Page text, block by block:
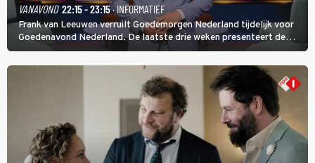
VANAVOND 22:15 - 23:15· INFORMATIEF
Frank van Leeuwen verruilt Goedemorgen Nederland tijdelijk voor
Goedenavond Nederland. De laatste drie weken presenteert de
journalist en De Slimste Mens-winnaar deze avondtalkshow om en
om met Sam Hagens, die er al vanaf het begin bij is.